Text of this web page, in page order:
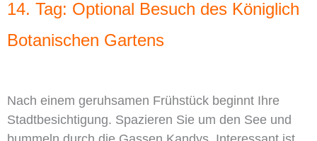
14. Tag: Optional Besuch des Königlich
Botanischen Gartens
Nach einem geruhsamen Frühstück beginnt Ihre
Stadtbesichtigung. Spazieren Sie um den See und